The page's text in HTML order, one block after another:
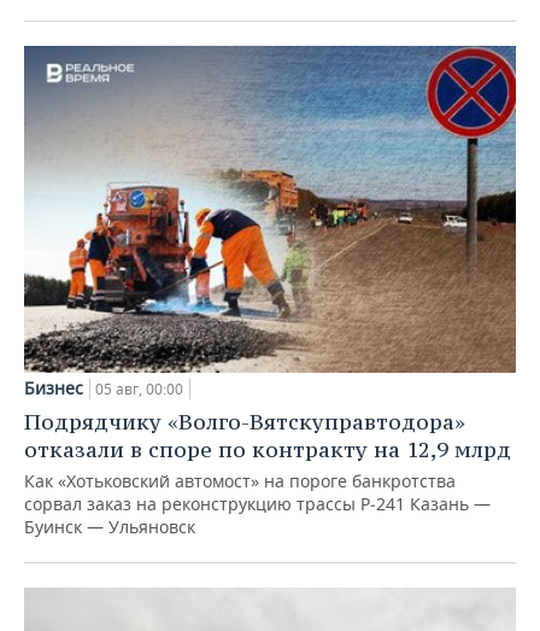
Бизнес 05 авг, 00:00
Подрядчику «Волго-Вятскуправтодора»
отказали в споре по контракту на 12,9 млрд
Как «Хотьковский автомост» на пороге банкротства
сорвал заказ на реконструкцию трассы Р‑241 Казань —
Буинск — Ульяновск